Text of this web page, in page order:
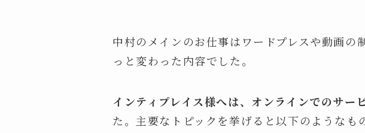
中村のメインのお仕事はワードプレスや動画
っと変わった内容でした。
インティプレイス様へは、オンラインでのサー
た。主要なトピックを挙げると以下のようなも